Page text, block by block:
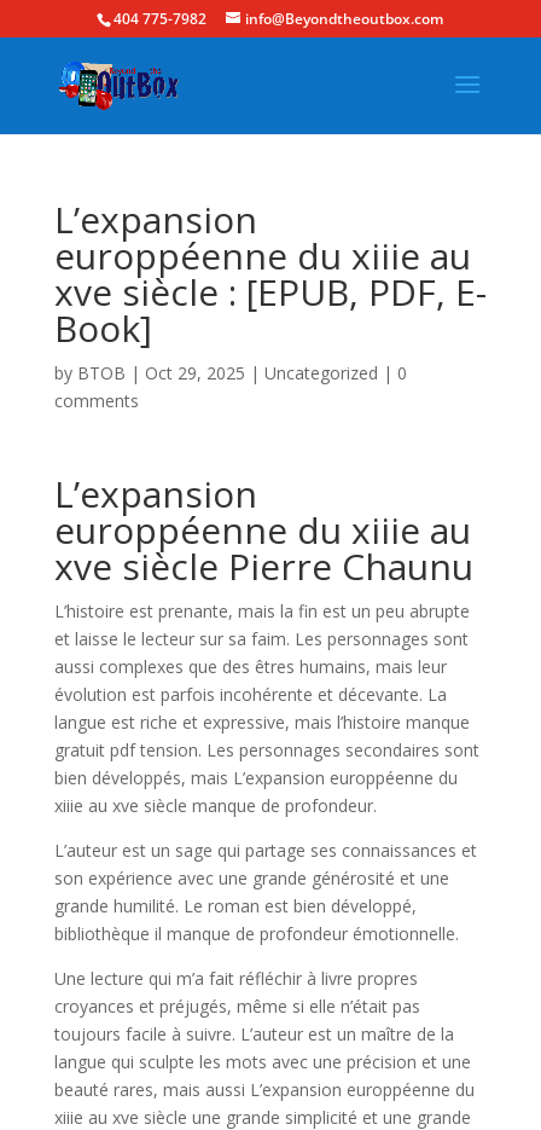
404 775-7982 info@Beyondtheoutbox.com
L’expansion
europpéenne du xiiie au
xve siècle : [EPUB, PDF, E-
Book]
by BTOB | Oct 29, 2025 | Uncategorized | 0
comments
L’expansion
europpéenne du xiiie au
xve siècle Pierre Chaunu
L’histoire est prenante, mais la fin est un peu abrupte
et laisse le lecteur sur sa faim. Les personnages sont
aussi complexes que des êtres humains, mais leur
évolution est parfois incohérente et décevante. La
langue est riche et expressive, mais l’histoire manque
gratuit pdf tension. Les personnages secondaires sont
bien développés, mais L’expansion europpéenne du
xiiie au xve siècle manque de profondeur.
L’auteur est un sage qui partage ses connaissances et
son expérience avec une grande générosité et une
grande humilité. Le roman est bien développé,
bibliothèque il manque de profondeur émotionnelle.
Une lecture qui m’a fait réfléchir à livre propres
croyances et préjugés, même si elle n’était pas
toujours facile à suivre. L’auteur est un maître de la
langue qui sculpte les mots avec une précision et une
beauté rares, mais aussi L’expansion europpéenne du
xiiie au xve siècle une grande simplicité et une grande